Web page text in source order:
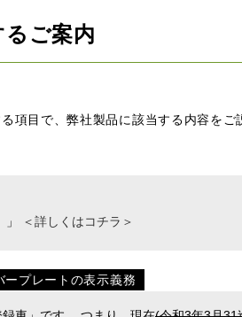
ご案内
目で、弊社製品に該当する内容をご
」
＜詳しくはコチラ＞
プレートの表示義務